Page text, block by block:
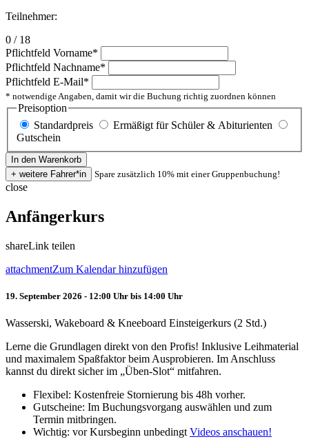
Teilnehmer:
0 / 18
Pflichtfeld Vorname*
Pflichtfeld Nachname*
Pflichtfeld E-Mail*
* notwendige Angaben, damit wir die Buchung richtig zuordnen können
Preisoption
Standardpreis
Ermäßigt für Schüler & Abiturienten
Gutschein
Spare zusätzlich 10% mit einer Gruppenbuchung!
close
Anfängerkurs
shareLink teilen
attachmentZum Kalendar hinzufügen
19. September 2026 - 12:00 Uhr bis 14:00 Uhr
Wasserski, Wakeboard & Kneeboard Einsteigerkurs (2 Std.)
Lerne die Grundlagen direkt von den Profis! Inklusive Leihmaterial
und maximalem Spaßfaktor beim Ausprobieren. Im Anschluss
kannst du direkt sicher im „Üben-Slot“ mitfahren.
Flexibel: Kostenfreie Stornierung bis 48h vorher.
Gutscheine: Im Buchungsvorgang auswählen und zum
Termin mitbringen.
Wichtig: vor Kursbeginn unbedingtVideos anschauen!